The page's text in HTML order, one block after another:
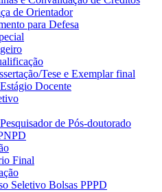
de Orientador
para Defesa
Tese e Exemplar final
Docente
de Pós-doutorado
Final
Seletivo Bolsas PPPD